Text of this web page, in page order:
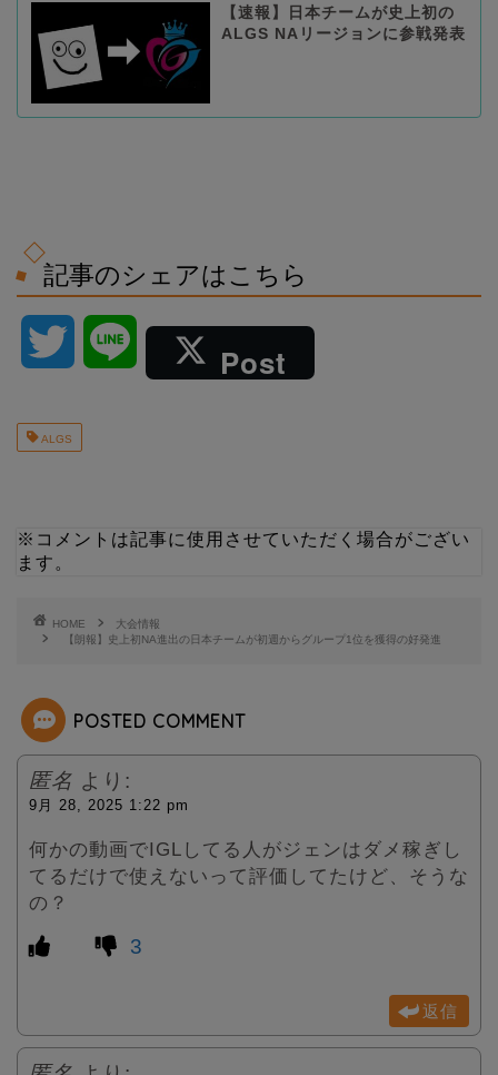
【速報】日本チームが史上初の
ALGS NAリージョンに参戦発表
記事のシェアはこちら
i
Post
ALGS
※コメントは記事に使用させていただく場合がござい
ます。
HOME
大会情報
【朗報】史上初NA進出の日本チームが初週からグループ1位を獲得の好発進
POSTED COMMENT
匿名 より:
9月 28, 2025 1:22 pm
何かの動画でIGLしてる人がジェンはダメ稼ぎし
てるだけで使えないって評価してたけど、そうな
の？
3
返信